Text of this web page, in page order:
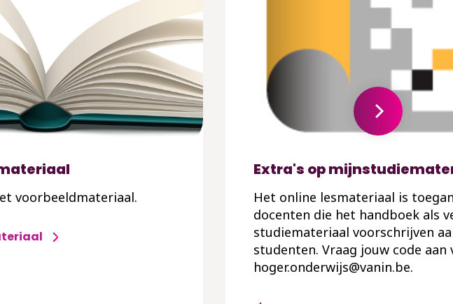
voorbeeldmateriaal.
Extra's op
Het online lesmateriaal is
docenten die het handboek als
studiemateriaal voorschrijven
studenten. Vraag jouw code aan
hoger.onderwijs@vanin.be.